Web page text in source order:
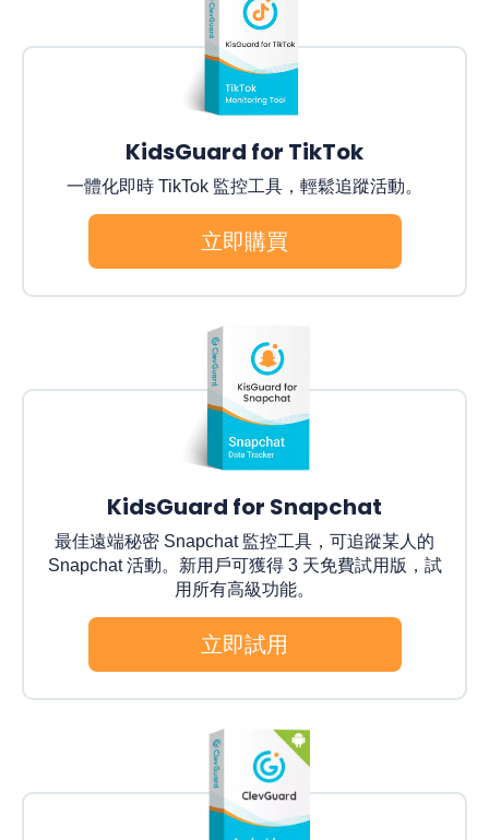
KidsGuard for TikTok
一體化即時 TikTok 監控工具，輕鬆追蹤活動。
立即購買
KidsGuard for Snapchat
最佳遠端秘密 Snapchat 監控工具，可追蹤某人的
Snapchat 活動。新用戶可獲得 3 天免費試用版，試
用所有高級功能。
立即試用